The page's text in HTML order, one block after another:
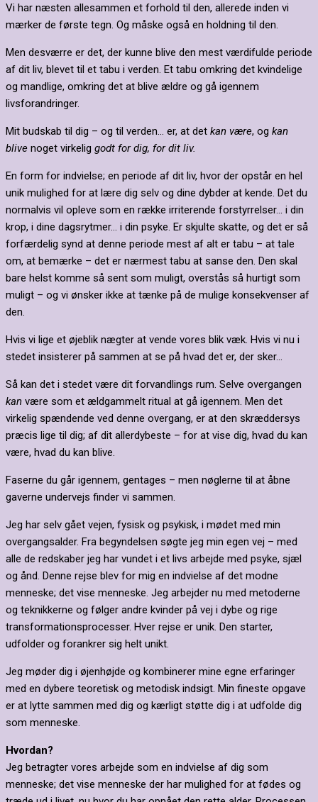
Vi har næsten allesammen et forhold til den, allerede inden vi
mærker de første tegn. Og måske også en holdning til den.
Men desværre er det, der kunne blive den mest værdifulde periode
af dit liv, blevet til et tabu i verden. Et tabu omkring det kvindelige
og mandlige, omkring det at blive ældre og gå igennem
livsforandringer.
Mit budskab til dig – og til verden… er, at det kan være, og kan
blive noget virkelig godt for dig, for dit liv.
En form for indvielse; en periode af dit liv, hvor der opstår en hel
unik mulighed for at lære dig selv og dine dybder at kende. Det du
normalvis vil opleve som en række irriterende forstyrrelser… i din
krop, i dine dagsrytmer… i din psyke. Er skjulte skatte, og det er så
forfærdelig synd at denne periode mest af alt er tabu – at tale
om, at bemærke – det er nærmest tabu at sanse den. Den skal
bare helst komme så sent som muligt, overstås så hurtigt som
muligt – og vi ønsker ikke at tænke på de mulige konsekvenser af
den.
Hvis vi lige et øjeblik nægter at vende vores blik væk. Hvis vi nu i
stedet insisterer på sammen at se på hvad det er, der sker…
Så kan det i stedet være dit forvandlings rum. Selve overgangen
kan være som et ældgammelt ritual at gå igennem. Men det
virkelig spændende ved denne overgang, er at den skræddersys
præcis lige til dig; af dit allerdybeste – for at vise dig, hvad du kan
være, hvad du kan blive.
Faserne du går igennem, gentages – men nøglerne til at åbne
gaverne undervejs finder vi sammen.
Jeg har selv gået vejen, fysisk og psykisk, i mødet med min
overgangsalder. Fra begyndelsen søgte jeg min egen vej – med
alle de redskaber jeg har vundet i et livs arbejde med psyke, sjæl
og ånd. Denne rejse blev for mig en indvielse af det modne
menneske; det vise menneske. Jeg arbejder nu med metoderne
og teknikkerne og følger andre kvinder på vej i dybe og rige
transformationsprocesser. Hver rejse er unik. Den starter,
udfolder og forankrer sig helt unikt.
Jeg møder dig i øjenhøjde og kombinerer mine egne erfaringer
med en dybere teoretisk og metodisk indsigt. Min fineste opgave
er at lytte sammen med dig og kærligt støtte dig i at udfolde dig
som menneske.
Hvordan?
Jeg betragter vores arbejde som en indvielse af dig som
menneske; det vise menneske der har mulighed for at fødes og